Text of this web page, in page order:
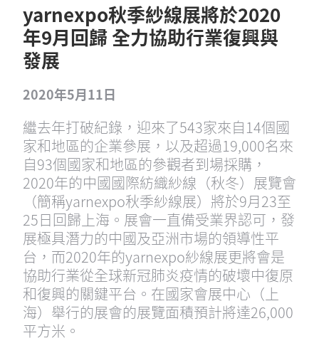
yarnexpo秋季紗線展將於2020
年9月回歸 全力協助行業復興與
發展
2020年5月11日
繼去年打破紀錄，迎來了543家來自14個國
家和地區的企業參展，以及超過19,000名來
自93個國家和地區的參觀者到場採購，
2020年的中國國際紡織紗線（秋冬）展覽會
（簡稱yarnexpo秋季紗線展）將於9月23至
25日回歸上海。展會一直備受業界認可，發
展極具潛力的中國及亞洲市場的領導性平
台，而2020年的yarnexpo紗線展更將會是
協助行業從全球新冠肺炎疫情的破壞中復原
和復興的關鍵平台。在國家會展中心（上
海）舉行的展會的展覽面積預計將達26,000
平方米。